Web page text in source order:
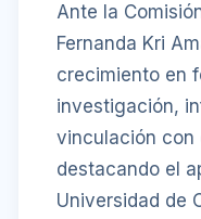
Ante la
Fernanda Kri
crecimiento en
investigación,
vinculación con
destacando el
Universidad de